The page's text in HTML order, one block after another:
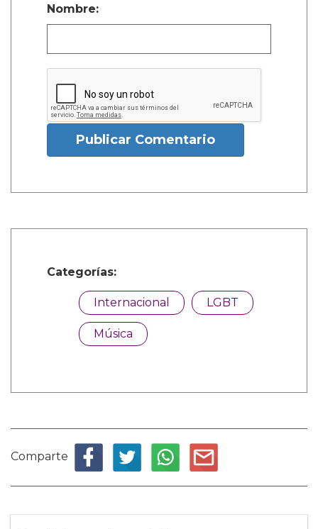
Nombre:
Publicar Comentario
Categorías:
Internacional LGBT
Música
Comparte